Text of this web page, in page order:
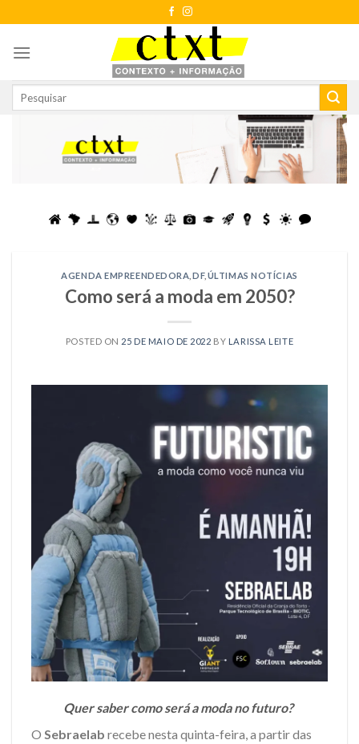
to
content
AGENDA EMPREENDEDORA ,DF, ÚLTIMAS NOTÍCIAS
Como será a moda em 2050?
POSTED ON 25 DE MAIO DE 2022 BY LARISSA LEITE
Quer saber como será a moda no futuro?
O Sebraelab recebe nesta quinta-feira, a partir das